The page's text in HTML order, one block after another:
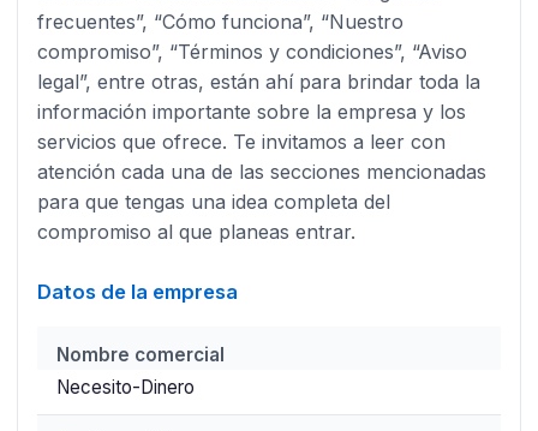
frecuentes”, “Cómo funciona”, “Nuestro
compromiso”, “Términos y condiciones”, “Aviso
legal”, entre otras, están ahí para brindar toda la
información importante sobre la empresa y los
servicios que ofrece. Te invitamos a leer con
atención cada una de las secciones mencionadas
para que tengas una idea completa del
compromiso al que planeas entrar.
Datos de la empresa
Nombre comercial
Necesito-Dinero